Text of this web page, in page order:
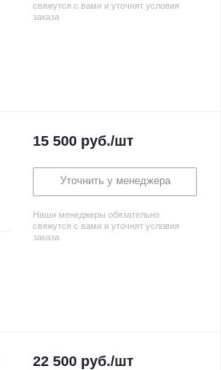
свяжутся с вами и уточнят условия
заказа
15 500 руб./шт
Уточнить у менеджера
Наши менеджеры обязательно
свяжутся с вами и уточнят условия
заказа
22 500 руб./шт